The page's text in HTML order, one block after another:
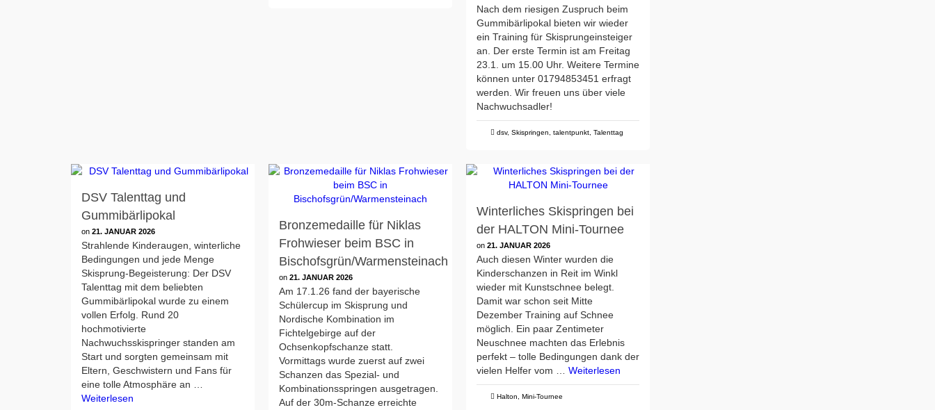
Nach dem riesigen Zuspruch beim
Gummibärlipokal bieten wir wieder
ein Training für Skisprungeinsteiger
an. Der erste Termin ist am Freitag
23.1. um 15.00 Uhr. Weitere Termine
können unter 01794853451 erfragt
werden. Wir freuen uns über viele
Nachwuchsadler!
dsv,Skispringen ,talentpunkt ,Talenttag
DSV Talenttag und
Gummibärlipokal
on 21. JANUAR 2026
Strahlende Kinderaugen, winterliche
Bedingungen und jede Menge
Skisprung-Begeisterung: Der DSV
Talenttag mit dem beliebten
Gummibärlipokal wurde zu einem
vollen Erfolg. Rund 20
hochmotivierte
Nachwuchsskispringer standen am
Start und sorgten gemeinsam mit
Eltern, Geschwistern und Fans für
eine tolle Atmosphäre an …
Weiterlesen
Bronzemedaille für Niklas
Frohwieser beim BSC in
Bischofsgrün/Warmensteinach
on21. JANUAR 2026
Am 17.1.26 fand der bayerische
Schülercup im Skisprung und
Nordische Kombination im
Fichtelgebirge auf der
Ochsenkopfschanze statt.
Vormittags wurde zuerst auf zwei
Schanzen das Spezial- und
Kombinationsspringen ausgetragen.
Auf der 30m-Schanze erreichte
Winterliches Skispringen bei
der HALTON Mini-Tournee
on21. JANUAR 2026
Auch diesen Winter wurden die
Kinderschanzen in Reit im Winkl
wieder mit Kunstschnee belegt.
Damit war schon seit Mitte
Dezember Training auf Schnee
möglich. Ein paar Zentimeter
Neuschnee machten das Erlebnis
perfekt – tolle Bedingungen dank der
vielen Helfer vom …Weiterlesen
Halton ,Mini-Tournee